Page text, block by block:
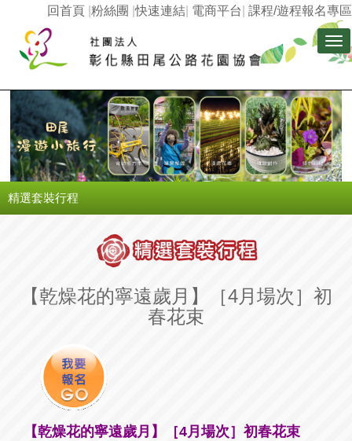
課程/遊程報名專區
電商平台
快速連結
粉絲團 |
回首頁
精選套裝行程
【乾燥花的寧遠歲月】［4月場次］初
春花束
【乾燥花的寧遠歲月】［4月場次］初春花束